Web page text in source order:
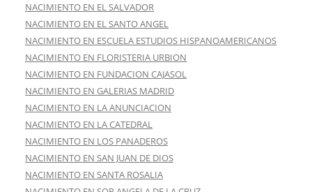
NACIMIENTO EN EL SALVADOR
NACIMIENTO EN EL SANTO ANGEL
NACIMIENTO EN ESCUELA ESTUDIOS HISPANOAMERICANOS
NACIMIENTO EN FLORISTERIA URBION
NACIMIENTO EN FUNDACION CAJASOL
NACIMIENTO EN GALERIAS MADRID
NACIMIENTO EN LA ANUNCIACION
NACIMIENTO EN LA CATEDRAL
NACIMIENTO EN LOS PANADEROS
NACIMIENTO EN SAN JUAN DE DIOS
NACIMIENTO EN SANTA ROSALIA